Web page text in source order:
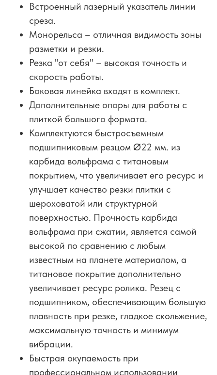
Встроенный лазерный указатель линии
среза.
Монорельса – отличная видимость зоны
разметки и резки.
Резка "от себя" – высокая точность и
скорость работы.
Боковая линейка входят в комплект.
Дополнительные опоры для работы с
плиткой большого формата.
Комплектуются быстросъемным
подшипниковым резцом Ø22 мм. из
карбида вольфрама с титановым
покрытием, что увеличивает его ресурс и
улучшает качество резки плитки с
шероховатой или структурной
поверхностью. Прочность карбида
вольфрама при сжатии, является самой
высокой по сравнению с любым
известным на планете материалом, а
титановое покрытие дополнительно
увеличивает ресурс ролика. Резец с
подшипником, обеспечивающим большую
плавность при резке, гладкое скольжение,
максимальную точность и минимум
вибрации.
Быстрая окупаемость при
профессиональном использовании